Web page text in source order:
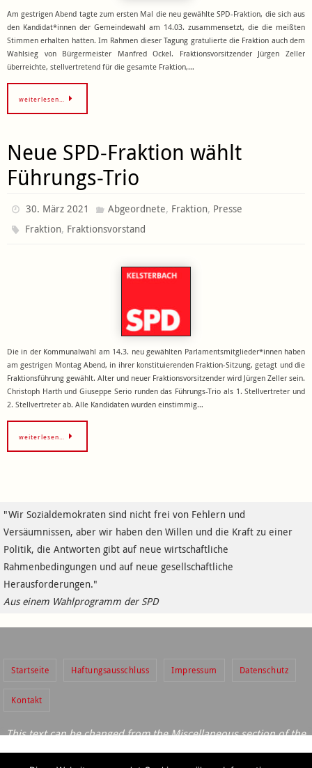
Am gestrigen Abend tagte zum ersten Mal die neu gewählte SPD-Fraktion, die sich aus
den Kandidat*innen der Gemeindewahl am 14.03. zusammensetzt, die die meißten
Stimmen erhalten hatten. Im Rahmen dieser Tagung gratulierte die Fraktion auch dem
Wahlsieg von Bürgermeister Manfred Ockel. Fraktionsvorsitzender Jürgen Zeller
überreichte, stellvertretend für die gesamte Fraktion,…
weiterlesen…
Neue SPD-Fraktion wählt
Führungs-Trio
30. März 2021 Abgeordnete, Fraktion, Presse
Fraktion, Fraktionsvorstand
Die in der Kommunalwahl am 14.3. neu gewählten Parlamentsmitglieder*innen haben
am gestrigen Montag Abend, in ihrer konstituierenden Fraktion-Sitzung, getagt und die
Fraktionsführung gewählt. Alter und neuer Fraktionsvorsitzender wird Jürgen Zeller sein.
Christoph Harth und Giuseppe Serio runden das Führungs-Trio als 1. Stellvertreter und
2. Stellvertreter ab. Alle Kandidaten wurden einstimmig…
weiterlesen…
"Wir Sozialdemokraten sind nicht frei von Fehlern und
Versäumnissen, aber wir haben den Willen und die Kraft zu einer
Politik, die Antworten gibt auf neue wirtschaftliche
Rahmenbedingungen und auf neue gesellschaftliche
Herausforderungen."
Aus einem Wahlprogramm der SPD
Startseite Haftungsausschluss Impressum Datenschutz
Kontakt
This text can be changed from the Miscellaneous section of the
Lorem ipsum dolor sit amet, consectetur adipiscing elit, cras ut